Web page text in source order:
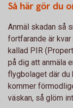
Så här gör du
Anmäl skadan så
fortfarande är
kallad PIR
på dig att anmäla
flygbolaget där du
kommer
väskan, så glöm